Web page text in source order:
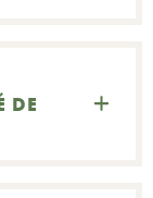
DE